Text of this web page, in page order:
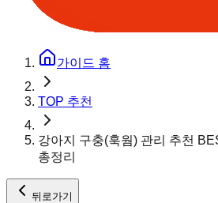
가이드 홈
TOP 추천
강아지 구충(훅웜) 관리 추천
총정리
뒤로가기